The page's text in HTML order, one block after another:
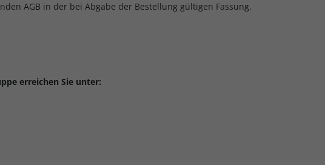
AGB in der bei Abgabe der Bestellung gültigen Fassung.
erreichen Sie unter: